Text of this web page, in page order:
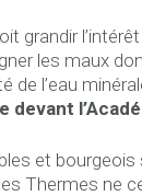
grandir
les maux
l’eau
devant
et
Thermes ne